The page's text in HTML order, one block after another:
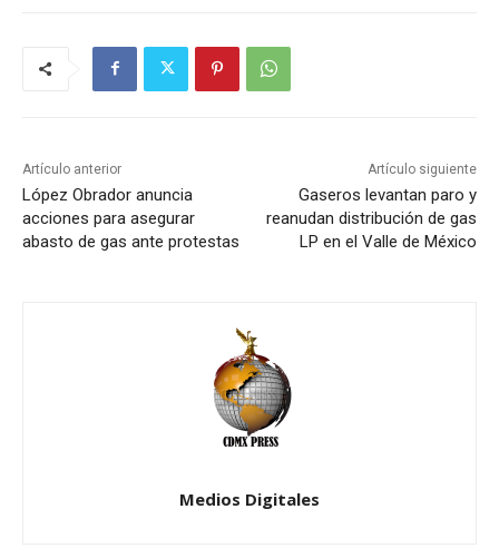
Artículo anterior
López Obrador anuncia
acciones para asegurar
abasto de gas ante protestas
Artículo siguiente
Gaseros levantan paro y
reanudan distribución de gas
LP en el Valle de México
Medios Digitales